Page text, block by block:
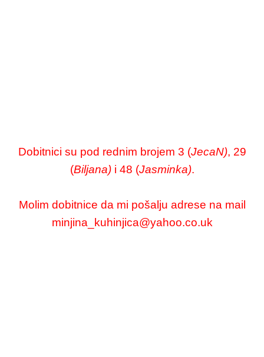
Dobitnici su pod rednim brojem 3 (JecaN), 29
(Biljana)i 48 (Jasminka).
Molim dobitnice da mi pošalju adrese na mail
minjina_kuhinjica@yahoo.co.uk